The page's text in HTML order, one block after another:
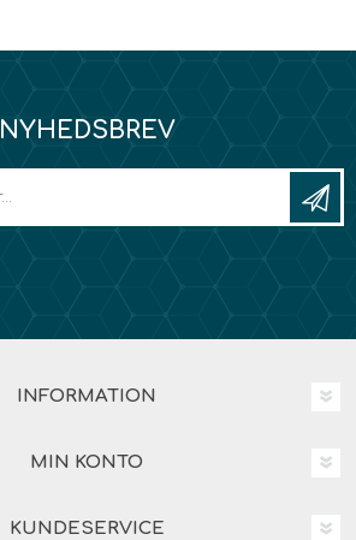
NYHEDSBREV
INFORMATION
MIN KONTO
KUNDESERVICE